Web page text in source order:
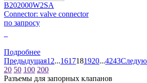
B202000W2SA
Connector: valve connector
по запросу
Подробнее
Предыдущая1 2...1617181920...4243
20 50 100 200
Разъемы для запорных клапанов